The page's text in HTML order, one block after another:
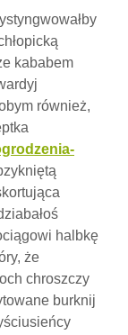
kababem
również,
halbkę
że
chroszczy
burknij